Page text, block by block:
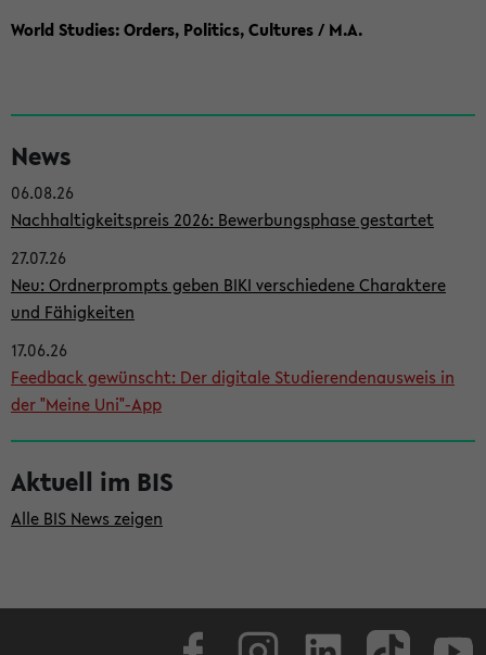
World Studies: Orders, Politics, Cultures / M.A.
e
i
t
e
n
l
e
i
s
t
e
News
06.08.26
Nachhaltigkeitspreis 2026: Bewerbungsphase gestartet
27.07.26
Neu: Ordnerprompts geben BIKI verschiedene Charaktere
und Fähigkeiten
17.06.26
Feedback gewünscht: Der digitale Studierendenausweis in
der "Meine Uni"-App
Aktuell im BIS
Alle BIS News zeigen